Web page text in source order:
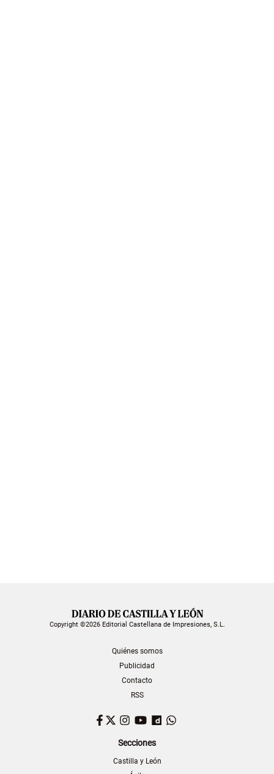
Copyright ©2026 Editorial Castellana de Impresiones, S.L.
Quiénes somos
Publicidad
Contacto
RSS
Facebook
TwitterInstagram
YouTubeDailymotion
Secciones
Castilla y León